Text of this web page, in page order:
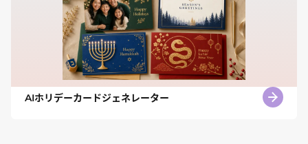
AIホリデーカードジェネレーター